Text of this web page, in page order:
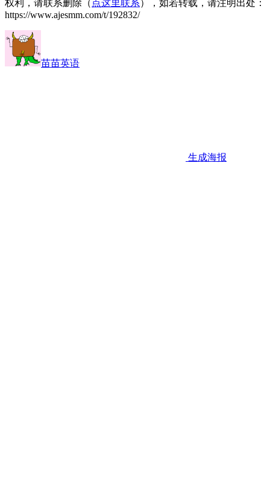
权利，请联系删除（ 点这里联系 ），如若转载，请注明出处：
https://www.ajesmm.com/t/192832/
苗苗英语
生成海报